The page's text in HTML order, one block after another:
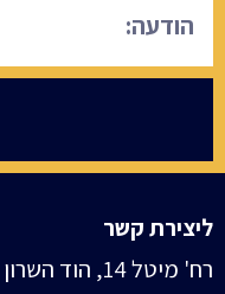
ליצירת קשר
רח' מיטל 14, הוד השרון